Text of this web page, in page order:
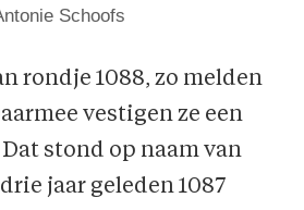
Schoofs
rondje 1088, zo melden
vestigen ze een
stond op naam van
jaar geleden 1087